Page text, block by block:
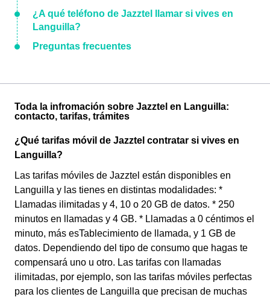
¿A qué teléfono de Jazztel llamar si vives en
Languilla?
Preguntas frecuentes
Toda la infromación sobre Jazztel en Languilla:
contacto, tarifas, trámites
¿Qué tarifas móvil de Jazztel contratar si vives en
Languilla?
Las tarifas móviles de Jazztel están disponibles en
Languilla y las tienes en distintas modalidades: *
Llamadas ilimitadas y 4, 10 o 20 GB de datos. * 250
minutos en llamadas y 4 GB. * Llamadas a 0 céntimos el
minuto, más esTablecimiento de llamada, y 1 GB de
datos. Dependiendo del tipo de consumo que hagas te
compensará uno u otro. Las tarifas con llamadas
ilimitadas, por ejemplo, son las tarifas móviles perfectas
para los clientes de Languilla que precisan de muchas